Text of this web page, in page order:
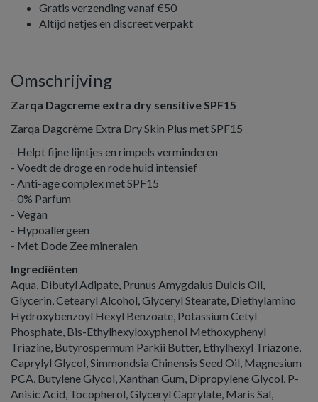
Gratis verzending vanaf €50
Altijd netjes en discreet verpakt
Omschrijving
Zarqa Dagcreme extra dry sensitive SPF15
Zarqa Dagcrème Extra Dry Skin Plus met SPF15
- Helpt fijne lijntjes en rimpels verminderen
- Voedt de droge en rode huid intensief
- Anti-age complex met SPF15
- 0% Parfum
- Vegan
- Hypoallergeen
- Met Dode Zee mineralen
Ingrediënten
Aqua, Dibutyl Adipate, Prunus Amygdalus Dulcis Oil,
Glycerin, Cetearyl Alcohol, Glyceryl Stearate, Diethylamino
Hydroxybenzoyl Hexyl Benzoate, Potassium Cetyl
Phosphate, Bis-Ethylhexyloxyphenol Methoxyphenyl
Triazine, Butyrospermum Parkii Butter, Ethylhexyl Triazone,
Caprylyl Glycol, Simmondsia Chinensis Seed Oil, Magnesium
PCA, Butylene Glycol, Xanthan Gum, Dipropylene Glycol, P-
Anisic Acid, Tocopherol, Glyceryl Caprylate, Maris Sal,